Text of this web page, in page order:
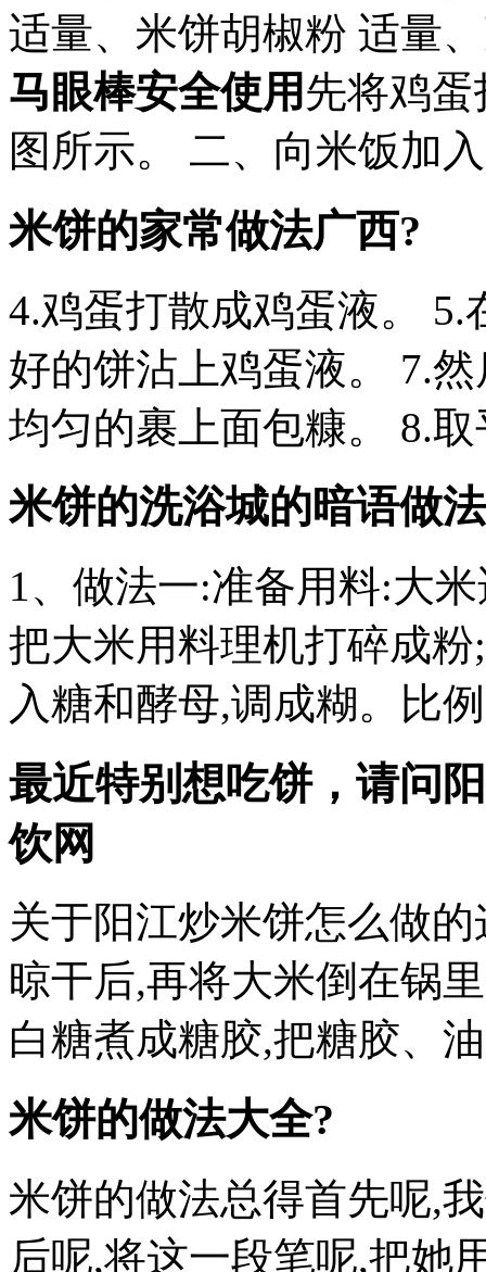
适量、米饼胡椒粉 适量
马眼棒安全使用 先将鸡
图所示。 二、向米饭加
米饼的家常做法广西?
4.鸡蛋打散成鸡蛋液。
好的饼沾上鸡蛋液。 7.
均匀的裹上面包糠。 8.
米饼的洗浴城的暗语做
1、做法一:准备用料:大
把大米用料理机打碎成
入糖和酵母,调成糊。比
最近特别想吃饼，请问
饮网
关于阳江炒米饼怎么做
晾干后,再将大米倒在锅
白糖煮成糖胶,把糖胶、
米饼的做法大全?
米饼的做法总得首先呢,
后呢,将这一段笔呢,把她